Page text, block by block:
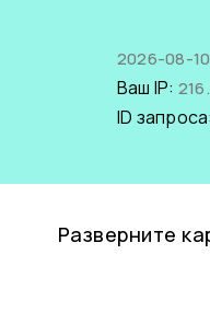
2026-08-
Ваш IP:
ID запроса:
Разверните